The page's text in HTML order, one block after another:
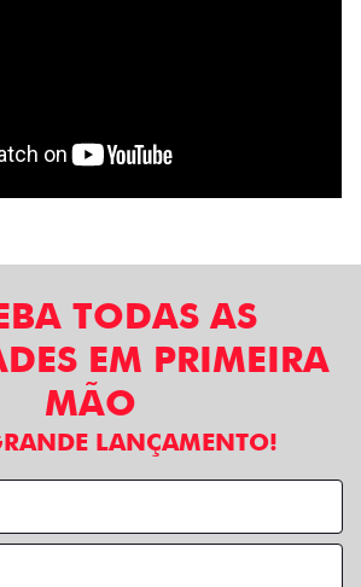
TODAS AS
EM PRIMEIRA
MÃO
LANÇAMENTO!